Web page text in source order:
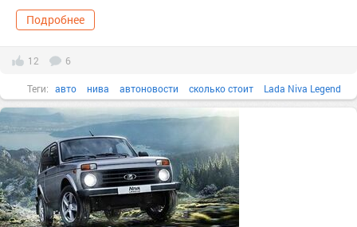
Подробнее
12 6
Теги: авто нива автоновости сколько стоит Lada Niva Legend